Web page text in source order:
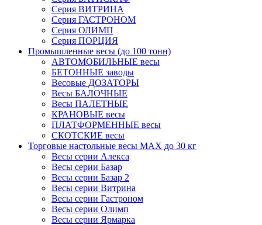
Серия ВИТРИНА
Серия ГАСТРОНОМ
Серия ОЛИМП
Серия ПОРЦИЯ
Промышленные весы (до 100 тонн)
АВТОМОБИЛЬНЫЕ весы
БЕТОННЫЕ заводы
Весовые ДОЗАТОРЫ
Весы БАЛОЧНЫЕ
Весы ПАЛЕТНЫЕ
КРАНОВЫЕ весы
ПЛАТФОРМЕННЫЕ весы
СКОТСКИЕ весы
Торговые настольные весы MAX до 30 кг
Весы серии Алекса
Весы серии Базар
Весы серии Базар 2
Весы серии Витрина
Весы серии Гастроном
Весы серии Олимп
Весы серии Ярмарка